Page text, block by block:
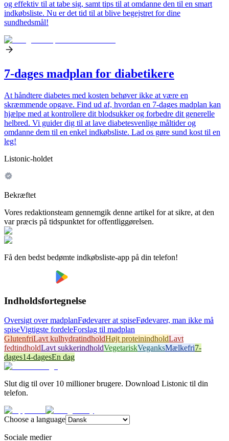
og effektiv til at tabe sig, samt tips til at omdanne den til en smart
indkøbsliste. Nu er det tid til at blive begejstret for dine
sundhedsmål!
7-dages madplan for diabetikere
At håndtere diabetes med kosten behøver ikke at være en
skræmmende opgave. Find ud af, hvordan en 7-dages madplan kan
hjælpe med at kontrollere dit blodsukker og forbedre dit generelle
helbred. Vi guider dig til at lave diabetesvenlige måltider og
omdanne dem til en enkel indkøbsliste. Lad os gøre sund kost til en
leg!
Listonic-holdet
Bekræftet
Vores redaktionsteam gennemgik denne artikel for at sikre, at den
var præcis på tidspunktet for offentliggørelsen.
Få den bedst bedømte indkøbsliste-app på din telefon!
Indholdsfortegnelse
Oversigt over madplanFødevarer at spiseFødevarer, man ikke må
spiseVigtigste fordeleForslag til madplan
GlutenfriLavt kulhydratindholdHøjt proteinindholdLavt
fedtindholdLavt sukkerindholdVegetariskVeganksMælkefri7-
dages14-dagesEn dag
Slut dig til over 10 millioner brugere. Download Listonic til din
telefon.
Choose a language
Sociale medier